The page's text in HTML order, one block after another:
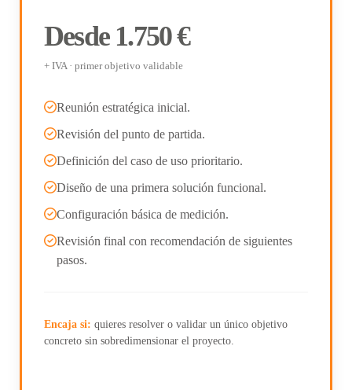
Desde 1.750 €
+ IVA · primer objetivo validable
Reunión estratégica inicial.
Revisión del punto de partida.
Definición del caso de uso prioritario.
Diseño de una primera solución funcional.
Configuración básica de medición.
Revisión final con recomendación de siguientes
pasos.
Encaja si: quieres resolver o validar un único objetivo
concreto sin sobredimensionar el proyecto.